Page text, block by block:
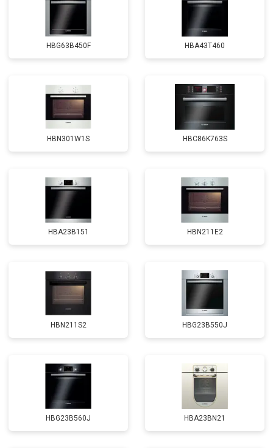
HBG63B450F HBA43T460
HBN301W1S HBC86K763S
HBA23B151 HBN211E2
HBN211S2 HBG23B550J
HBG23B560J HBA23BN21